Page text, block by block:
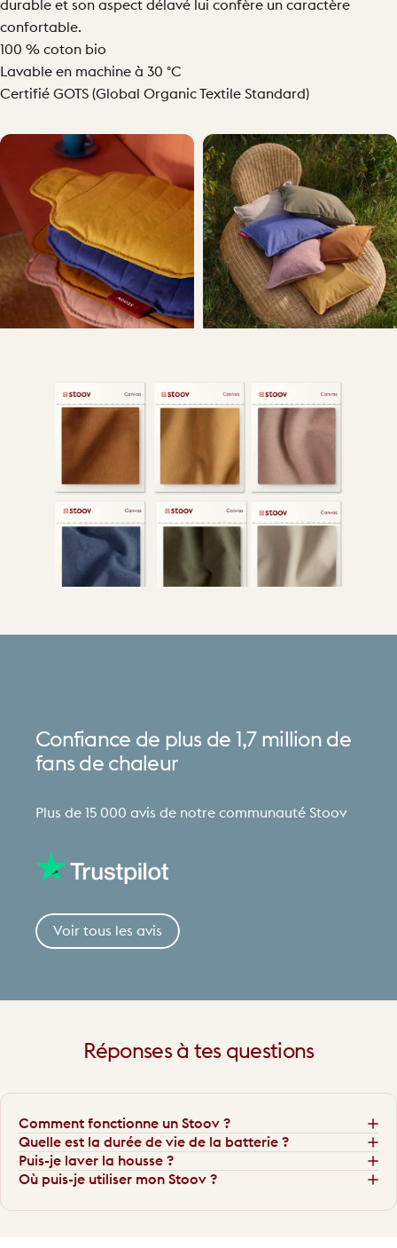
durable et son aspect délavé lui confère un caractère
confortable.
100 % coton bio
Lavable en machine à 30 °C
Certifié GOTS (Global Organic Textile Standard)
Confiance de plus de 1,7 million de
fans de chaleur
Plus de 15 000 avis de notre communauté Stoov
Voir tous les avis
Réponses à tes questions
Comment fonctionne un Stoov ?
Quelle est la durée de vie de la batterie ?
Puis-je laver la housse ?
Où puis-je utiliser mon Stoov ?